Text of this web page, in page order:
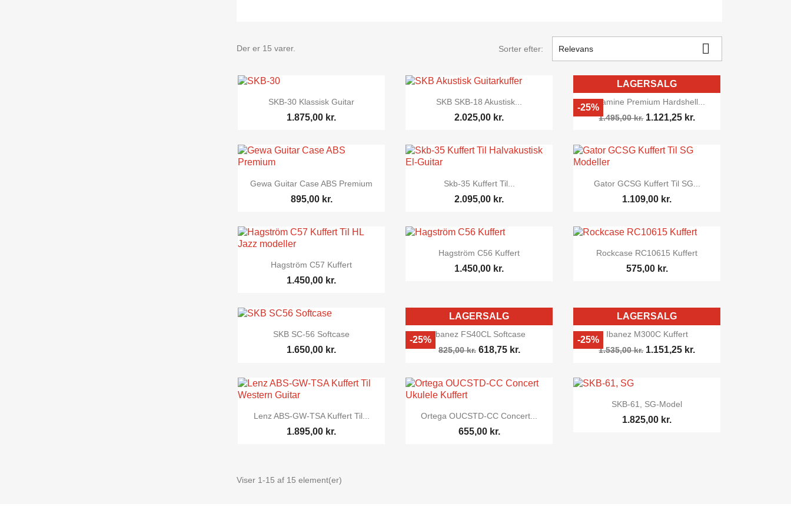
Der er 15 varer. Sorter efter: Relevans 
 Vis her
SKB-30 Klassisk Guitar
1.875,00 kr.
 Vis her
SKB SKB-18 Akustisk...
2.025,00 kr.
 Vis her
Takamine Premium Hardshell...
1.495,00 kr. 1.121,25 kr.
LAGERSALG
-25%
 Vis her
Gewa Guitar Case ABS Premium
895,00 kr.
 Vis her
Skb-35 Kuffert Til...
2.095,00 kr.
 Vis her
Gator GCSG Kuffert Til SG...
1.109,00 kr.
 Vis her
Hagström C57 Kuffert
1.450,00 kr.
 Vis her
Hagström C56 Kuffert
1.450,00 kr.
 Vis her
Rockcase RC10615 Kuffert
575,00 kr.
 Vis her
SKB SC-56 Softcase
1.650,00 kr.
 Vis her
Ibanez FS40CL Softcase
825,00 kr. 618,75 kr.
LAGERSALG
-25%  Vis her
Ibanez M300C Kuffert
1.535,00 kr. 1.151,25 kr.
LAGERSALG
-25%
 Vis her
Lenz ABS-GW-TSA Kuffert Til...
1.895,00 kr.
 Vis her
Ortega OUCSTD-CC Concert...
655,00 kr.
 Vis her
SKB-61, SG-Model
1.825,00 kr.
Viser 1-15 af 15 element(er)